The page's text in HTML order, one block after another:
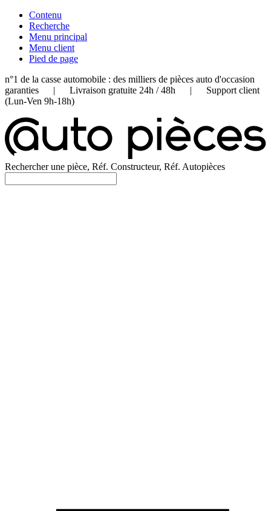
Contenu
Recherche
Menu principal
Menu client
Pied de page
n°1 de la casse automobile : des milliers de pièces auto d'occasion
garanties | Livraison gratuite 24h / 48h | Support client
(Lun-Ven 9h-18h)
Rechercher une pièce, Réf. Constructeur, Réf. Autopièces